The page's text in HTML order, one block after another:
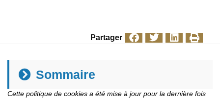
Partager
Sommaire
Cette politique de cookies a été mise à jour pour la dernière fois